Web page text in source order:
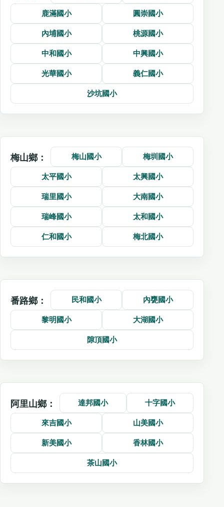
鹿滿國小 圓崇國小
內埔國小 桃源國小
中和國小 中興國小
光華國小 義仁國小
沙坑國小
梅山鄉： 梅山國小 梅圳國小
太平國小 太興國小
瑞里國小 大南國小
瑞峰國小 太和國小
仁和國小 梅北國小
番路鄉： 民和國小 內甕國小
黎明國小 大湖國小
隙頂國小
阿里山鄉： 達邦國小 十字國小
來吉國小 山美國小
新美國小 香林國小
茶山國小